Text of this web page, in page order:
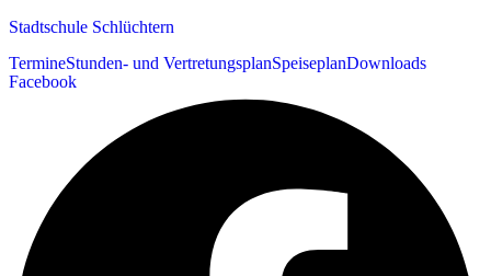
Stadtschule Schlüchtern
TermineStunden- und VertretungsplanSpeiseplanDownloads
Facebook